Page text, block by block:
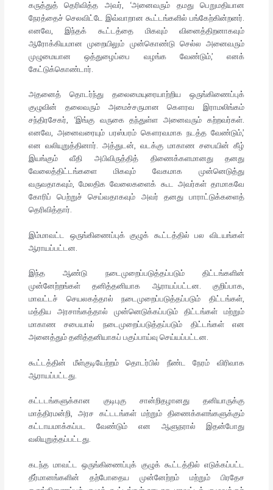
கருத்துத் தெரிவித்த அவர், ‘அனைவரும் தமது பெறுமதியான
நேரத்தைச் செலவிட்டே இவ்வாறான கூட்டங்களில் பங்கேற்கின்றனர்.
எனவே, இந்தக் கூட்டத்தை மிகவும் வினைத்திறனாகவும்
ஆரோக்கியமான முறையிலும் முன்கொண்டு செல்ல அனைவரும்
முழுமையான ஒத்துழைப்பை வழங்க வேண்டும்,’ எனக்
கேட்டுக்கொண்டார்.
அதனைத் தொடர்ந்து தலைமையுரையாற்றிய ஒருங்கிணைப்புக்
குழுவின் தலைவரும் அமைச்சருமான கௌரவ இராமலிங்கம்
சந்திரசேகர், ‘இங்கு வருகை தந்துள்ள அனைவரும் கற்றவர்கள்.
எனவே, அனைவரையும் பரஸ்பரம் கௌரவமாக நடத்த வேண்டும்,’
என வலியுறுத்தினார். அத்துடன், வடக்கு மாகாண சபையின் கீழ்
இயங்கும் வீதி அபிவிருத்தித் திணைக்களமானது தனது
வேலைத்திட்டங்களை மிகவும் வேகமாக முன்னெடுத்து
வருவதாகவும், மேலதிக வேலைகளைக் கூட அவர்கள் தாமாகவே
கோரிப் பெற்றுச் செய்வதாகவும் அவர் தனது பாராட்டுக்களைத்
தெரிவித்தார்.
இம்மாவட்ட ஒருங்கிணைப்புக் குழுக் கூட்டத்தில் பல விடயங்கள்
ஆராயப்பட்டன.
இந்த ஆண்டு நடைமுறைப்படுத்தப்படும் திட்டங்களின்
முன்னேற்றங்கள் தனித்தனியாக ஆராயப்பட்டன. குறிப்பாக,
மாவட்டச் செயலகத்தால் நடைமுறைப்படுத்தப்படும் திட்டங்கள்,
மத்திய அரசாங்கத்தால் முன்னெடுக்கப்படும் திட்டங்கள் மற்றும்
மாகாண சபையால் நடைமுறைப்படுத்தப்படும் திட்டங்கள் என
அனைத்தும் தனித்தனியாகப் பகுப்பாய்வு செய்யப்பட்டன.
கூட்டத்தின் மீள்குடியேற்றம் தொடர்பில் நீண்ட நேரம் விரிவாக
ஆராயப்பட்டது.
கட்டடங்களுக்கான குடிபுகு சான்றிதழானது தனியாருக்கு
மாத்திரமன்றி, அரச கட்டடங்கள் மற்றும் திணைக்களங்களுக்கும்
கட்டாயமாக்கப்பட வேண்டும் என ஆளுநரால் இதன்போது
வலியுறுத்தப்பட்டது.
கடந்த மாவட்ட ஒருங்கிணைப்புக் குழுக் கூட்டத்தில் எடுக்கப்பட்ட
தீர்மானங்களின் தற்போதைய முன்னேற்றம் மற்றும் பிரதேச